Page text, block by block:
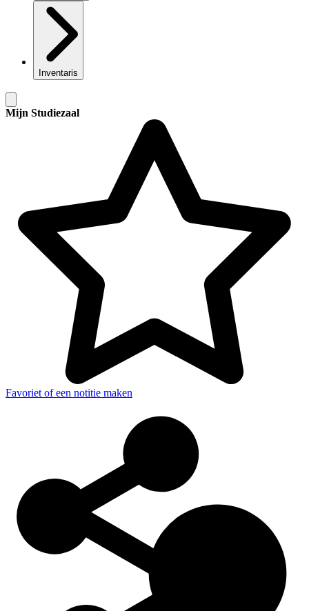
Inventaris
Mijn Studiezaal
Favoriet of een notitie maken